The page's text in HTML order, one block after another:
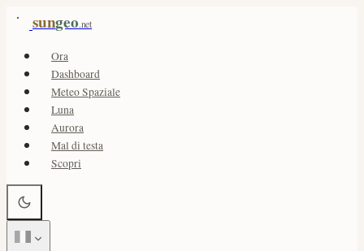
sungeo.net
Ora
Dashboard
Meteo Spaziale
Luna
Aurora
Mal di testa
Scopri